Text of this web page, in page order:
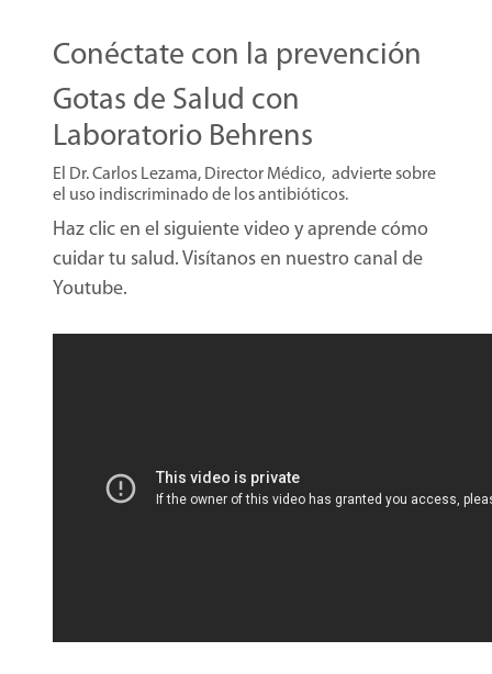
Conéctate con la prevención
Gotas de Salud con
Laboratorio Behrens
El Dr. Carlos Lezama, Director Médico, advierte sobre
el uso indiscriminado de los antibióticos.
Haz clic en el siguiente video y aprende cómo
cuidar tu salud. Visítanos en nuestro canal de
Youtube.